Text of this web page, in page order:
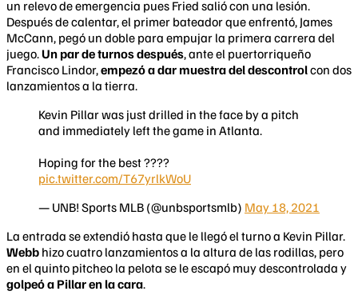
un relevo de emergencia pues Fried salió con una lesión.
Después de calentar, el primer bateador que enfrentó, James
McCann, pegó un doble para empujar la primera carrera del
juego.Un par de turnos después, ante el puertorriqueño
Francisco Lindor,empezó a dar muestra del descontrolcon dos
lanzamientos a la tierra.
Kevin Pillar was just drilled in the face by a pitch
and immediately left the game in Atlanta.
Hoping for the best ????
pic.twitter.com/T67yrlkWoU
— UNB! Sports MLB (@unbsportsmlb) May 18, 2021
La entrada se extendió hasta que le llegó el turno a Kevin Pillar.
Webb hizo cuatro lanzamientos a la altura de las rodillas, pero
en el quinto pitcheo la pelota se le escapó muy descontrolada y
golpeó a Pillar en la cara.